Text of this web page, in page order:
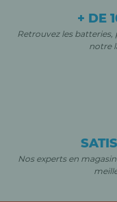
+ DE
Retrouvez les
notre
Nos experts en